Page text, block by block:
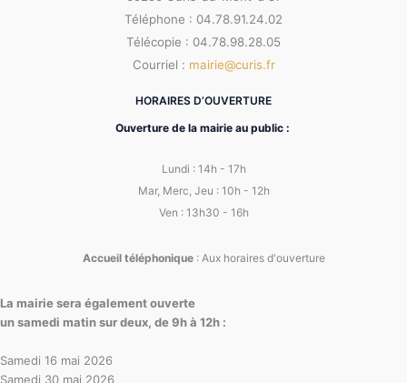
Téléphone : 04.78.91.24.02
Télécopie : 04.78.98.28.05
Courriel : mairie@curis.fr
HORAIRES D’OUVERTURE
Ouverture de la mairie au public :
Lundi : 14h - 17h
Mar, Merc, Jeu : 10h - 12h
Ven : 13h30 - 16h
Accueil téléphonique: Aux horaires d'ouverture
La mairie sera également ouverte
un samedi matin sur deux, de 9h à 12h :
Samedi 16 mai 2026
Samedi 30 mai 2026